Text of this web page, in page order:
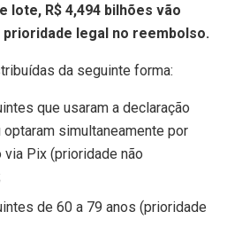
lote, R$ 4,494 bilhões vão
legal no reembolso.
da seguinte forma:
que usaram a declaração
simultaneamente por
Pix (prioridade não
de 60 a 79 anos (prioridade